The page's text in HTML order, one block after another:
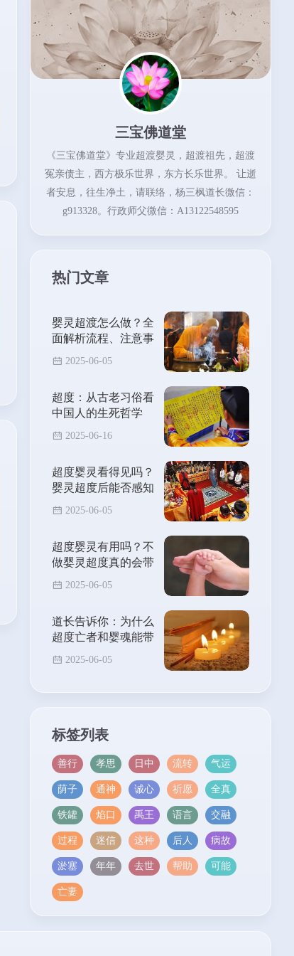
三宝佛道堂
《三宝佛道堂》专业超渡婴灵，超渡祖先，超渡
冤亲债主，西方极乐世界，东方长乐世界。 让逝
者安息，往生净土，请联络，杨三枫道长微信：
g913328。行政师父微信：A13122548595
热门文章
婴灵超渡怎么做？全
面解析流程、注意事
项与能量转化方法
2025-06-05
超度：从古老习俗看
中国人的生死哲学
2025-06-16
超度婴灵看得见吗？
婴灵超度后能否感知
其离去？
2025-06-05
超度婴灵有用吗？不
做婴灵超度真的会带
来霉运吗？
2025-06-05
道长告诉你：为什么
超度亡者和婴魂能带
来福报？
2025-06-05
标签列表
善行 孝思 日中 流转 气运
荫子 通神 诚心 祈愿 全真
铁罐 焰口 禹王 语言 交融
过程 迷信 这种 后人 病故
淤塞 年年 去世 帮助 可能
亡妻